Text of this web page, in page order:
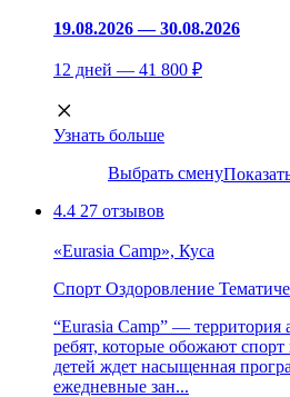
19.08.2026 — 30.08.2026
12 дней — 41 800 ₽
Узнать больше
Выбрать смену
4.4 27 отзывов
«Eurasia Camp», Куса
Спорт Оздоровление
“Eurasia Camp” — территория
ребят, которые обожают
детей ждет насыщенная
ежедневные зан...